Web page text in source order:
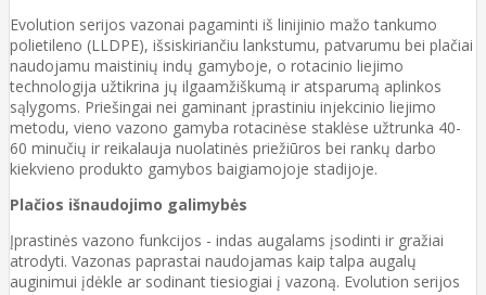
Evolution serijos vazonai pagaminti iš linijinio mažo tankumo
polietileno (LLDPE), išsiskiriančiu lankstumu, patvarumu bei plačiai
naudojamu maistinių indų gamyboje, o rotacinio liejimo
technologija užtikrina jų ilgaamžiškumą ir atsparumą aplinkos
sąlygoms. Priešingai nei gaminant įprastiniu injekcinio liejimo
metodu, vieno vazono gamyba rotacinėse staklėse užtrunka 40-
60 minučių ir reikalauja nuolatinės priežiūros bei rankų darbo
kiekvieno produkto gamybos baigiamojoje stadijoje.
Plačios išnaudojimo galimybės
Įprastinės vazono funkcijos - indas augalams įsodinti ir gražiai
atrodyti. Vazonas paprastai naudojamas kaip talpa augalų
auginimui įdėkle ar sodinant tiesiogiai į vazoną. Evolution serijos